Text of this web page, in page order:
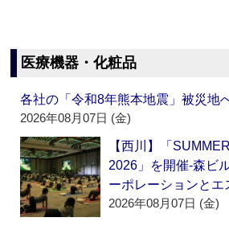
医療機器・化粧品
各社の「令和8年熊本地震」被災地
2026年08月07日 (金)
【西川】「
2026」を開催‐森ビ
ーポレーションと
2026年08月07日 (金)